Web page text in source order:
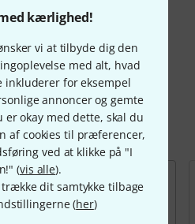
kærlighed!
vi at tilbyde dig den
med alt, hvad
inkluderer for eksempel
annoncer og gemte
okay med dette, skal du
af cookies til præferencer,
ved at klikke på "I
(vis alle).
dit samtykke tilbage
(her)
mærker